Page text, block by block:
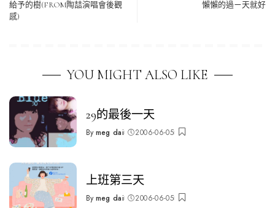
給予的樹(FROM陶喆演唱會後觀
感)
懶懶的過ㄧ天就好
YOU MIGHT ALSO LIKE
29的最後一天
Posted
By meg dai 2006-06-05
上班第三天
Posted
By meg dai 2006-06-05